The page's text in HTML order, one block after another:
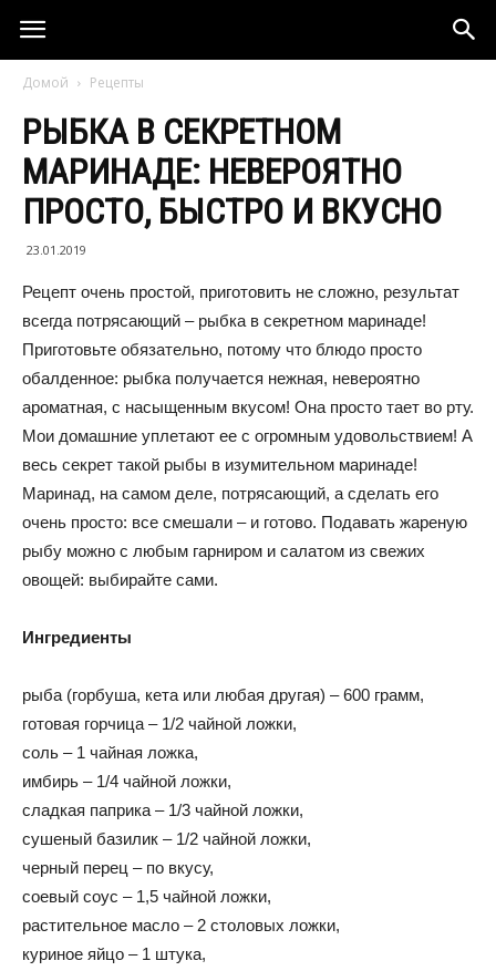
Домой Рецепты
РЫБКА В СЕКРЕТНОМ
МАРИНАДЕ: НЕВЕРОЯТНО
ПРОСТО, БЫСТРО И ВКУСНО
23.01.2019
Рецепт очень простой, приготовить не сложно, результат
всегда потрясающий – рыбка в секретном маринаде!
Приготовьте обязательно, потому что блюдо просто
обалденное: рыбка получается нежная, невероятно
ароматная, с насыщенным вкусом! Она просто тает во рту.
Мои домашние уплетают ее с огромным удовольствием! А
весь секрет такой рыбы в изумительном маринаде!
Маринад, на самом деле, потрясающий, а сделать его
очень просто: все смешали – и готово. Подавать жареную
рыбу можно с любым гарниром и салатом из свежих
овощей: выбирайте сами.
Ингредиенты
рыба (горбуша, кета или любая другая) – 600 грамм,
готовая горчица – 1/2 чайной ложки,
соль – 1 чайная ложка,
имбирь – 1/4 чайной ложки,
сладкая паприка – 1/3 чайной ложки,
сушеный базилик – 1/2 чайной ложки,
черный перец – по вкусу,
соевый соус – 1,5 чайной ложки,
растительное масло – 2 столовых ложки,
куриное яйцо – 1 штука,